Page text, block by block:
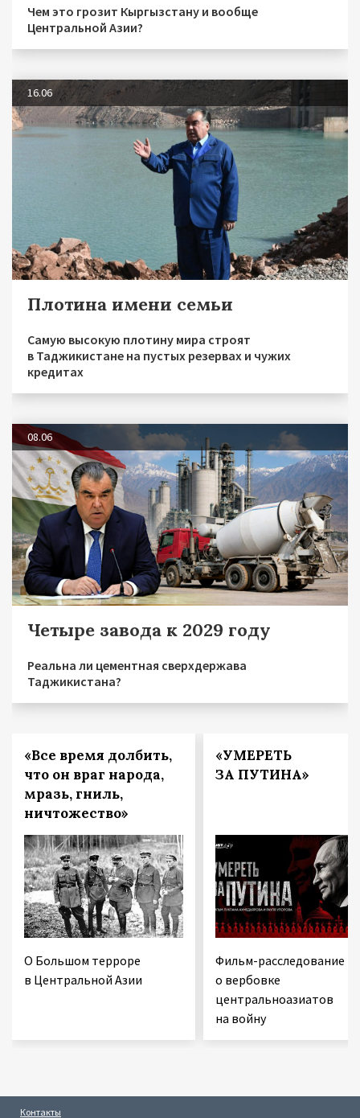
Чем это грозит Кыргызстану и вообще
Центральной Азии?
16.06
Плотина имени семьи
Самую высокую плотину мира строят
в Таджикистане на пустых резервах и чужих
кредитах
08.06
Четыре завода к 2029 году
Реальна ли цементная сверхдержава
Таджикистана?
«Все время долбить,
что он враг народа,
мразь, гниль,
ничтожество»
О Большом терроре
в Центральной Азии
«УМЕРЕТЬ
ЗА ПУТИНА»
Фильм-расследование
о вербовке
центральноазиатов
на войну
Контакты